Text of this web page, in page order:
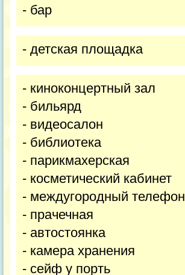
- бар
- детская площадка
- киноконцертный зал
- бильярд
- видеосалон
- библиотека
- парикмахерская
- косметический кабинет
- междугородный телефон
- прачечная
- автостоянка
- камера хранения
- сейф у порть